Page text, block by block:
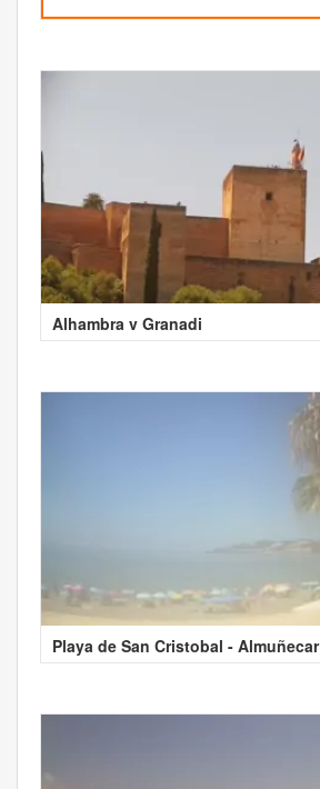
Alhambra v Granadi
Playa de San Cristobal - Almuñecar